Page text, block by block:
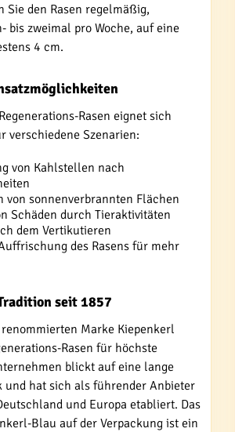
Sie den Rasen regelmäßig,
bis zweimal pro Woche, auf eine
4 cm.
Rasen eignet sich
verschiedene Szenarien:
von Kahlstellen nach
von sonnenverbrannten Flächen
Schäden durch Tieraktivitäten
dem Vertikutieren
des Rasens für mehr
seit 1857
Marke Kiepenkerl
Rasen für höchste
blickt auf eine lange
und hat sich als führender Anbieter
und Europa etabliert. Das
Blau auf der Verpackung ist ein